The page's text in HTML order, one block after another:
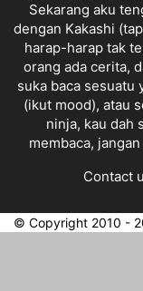
Sekarang aku
dengan Kakashi
harap-harap tak
orang ada cerita,
suka baca sesuatu
(ikut mood), atau
ninja, kau dah
membaca,
Contact
© Copyright 2010 -